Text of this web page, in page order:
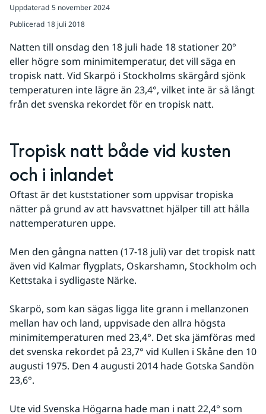
Uppdaterad 5 november 2024
Publicerad 18 juli 2018
Natten till onsdag den 18 juli hade 18 stationer 20°
eller högre som minimitemperatur, det vill säga en
tropisk natt. Vid Skarpö i Stockholms skärgård sjönk
temperaturen inte lägre än 23,4°, vilket inte är så långt
från det svenska rekordet för en tropisk natt.
Tropisk natt både vid kusten
och i inlandet
Oftast är det kuststationer som uppvisar tropiska
nätter på grund av att havsvattnet hjälper till att hålla
nattemperaturen uppe.
Men den gångna natten (17-18 juli) var det tropisk natt
även vid Kalmar flygplats, Oskarshamn, Stockholm och
Kettstaka i sydligaste Närke.
Skarpö, som kan sägas ligga lite grann i mellanzonen
mellan hav och land, uppvisade den allra högsta
minimitemperaturen med 23,4°. Det ska jämföras med
det svenska rekordet på 23,7° vid Kullen i Skåne den 10
augusti 1975. Den 4 augusti 2014 hade Gotska Sandön
23,6°.
Ute vid Svenska Högarna hade man i natt 22,4° som